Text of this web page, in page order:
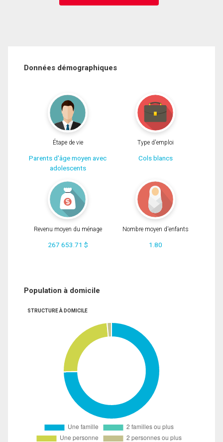
Données démographiques
Étape de vie
Parents d'âge moyen avec
adolescents
Type d'emploi
Cols blancs
Revenu moyen du ménage
267 653.71 $
Nombre moyen d'enfants
1.80
Population à domicile
STRUCTURE À DOMICILE